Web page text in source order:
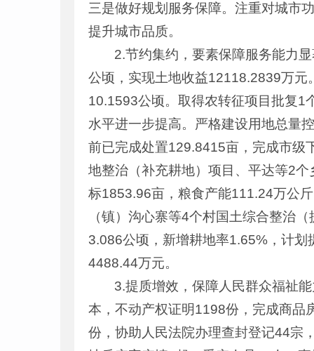
三是做好规划服务保障。注重对城市
提升城市品质。
2.节约集约，要素保障服务能力
公顷，实现土地收益12118.2839万
10.1593公顷。取得农转征项目批复1
水平进一步提高。严格建设用地总量
前已完成处置129.8415亩，完成市级
地整治（补充耕地）项目、平达等2
标1853.96亩，粮食产能111.24万公
（镇）沟心寨等4个村国土综合整治
3.086公顷，新增耕地率1.65%，计
4488.44万元。
3.提质增效，保障人民群众福祉
本，不动产权证明1198份，完成商品
份，协助人民法院办理查封登记44宗